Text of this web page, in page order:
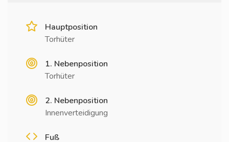
Hauptposition
Torhüter
1. Nebenposition
Torhüter
2. Nebenposition
Innenverteidigung
Fuß